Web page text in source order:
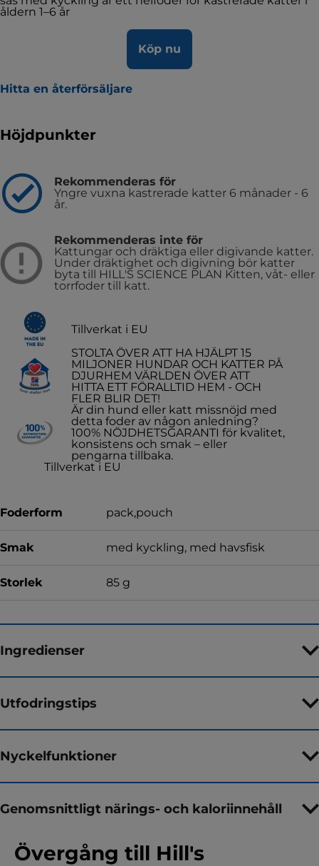
åldern 1–6 år
Köp nu
Hitta en återförsäljare
Höjdpunkter
Rekommenderas för
Yngre vuxna kastrerade katter 6 månader - 6
år.
Rekommenderas inte för
Kattungar och dräktiga eller digivande katter.
Under dräktighet och digivning bör katter
byta till HILL'S SCIENCE PLAN Kitten, våt- eller
torrfoder till katt.
Tillverkat i EU
STOLTA ÖVER ATT HA HJÄLPT 15
MILJONER HUNDAR OCH KATTER PÅ
DJURHEM VÄRLDEN ÖVER ATT
HITTA ETT FÖRALLTID HEM - OCH
FLER BLIR DET!
Är din hund eller katt missnöjd med
detta foder av någon anledning?
100% NÖJDHETSGARANTI för kvalitet,
konsistens och smak – eller
pengarna tillbaka.
Tillverkat i EU
Foderform pack,pouch
Smak med kyckling, med havsfisk
Storlek 85 g
Ingredienser
Utfodringstips
Nyckelfunktioner
Genomsnittligt närings- och kaloriinnehåll
Övergång till Hill's